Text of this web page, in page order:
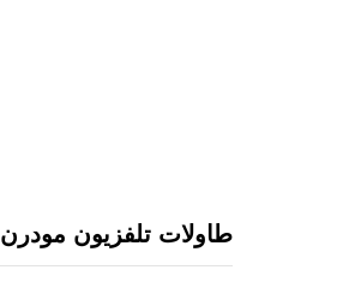
طاولات تلفزيون مودرن